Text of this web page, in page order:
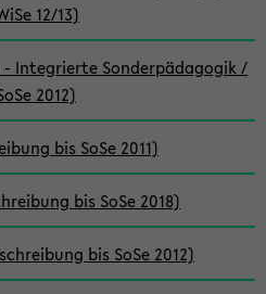
12/13)
- Integrierte Sonderpädagogik /
2012)
bis SoSe 2011)
bis SoSe 2018)
bis SoSe 2012)